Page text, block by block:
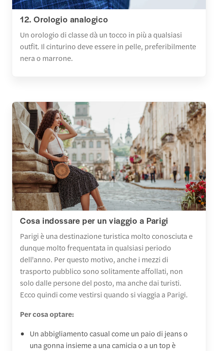
12. Orologio analogico
Un orologio di classe dà un tocco in più a qualsiasi
outfit. Il cinturino deve essere in pelle, preferibilmente
nera o marrone.
Cosa indossare per un viaggio a Parigi
Parigi è una destinazione turistica molto conosciuta e
dunque molto frequentata in qualsiasi periodo
dell'anno. Per questo motivo, anche i mezzi di
trasporto pubblico sono solitamente affollati, non
solo dalle persone del posto, ma anche dai turisti.
Ecco quindi come vestirsi quando si viaggia a Parigi.
Per cosa optare:
Un abbigliamento casual come un paio di jeans o
una gonna insieme a una camicia o a un top è